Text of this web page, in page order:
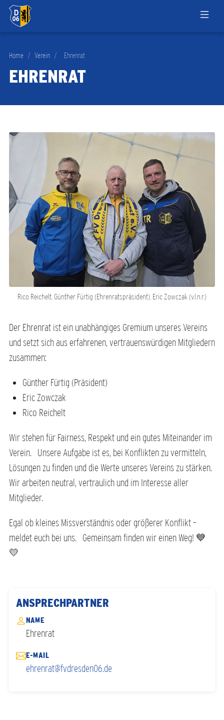
Home / Verein / Ehrenrat
EHRENRAT
Rico Reichelt, Günther Fürtig (Ehrenratspräsident), Eric Zowczak (v.l.n.r.)
Der Ehrenrat ist ein unabhängiges Gremium unseres Vereins
und setzt sich aus erfahrenen, vertrauenswürdigen Mitgliedern
zusammen:
Günther Fürtig (Präsident)
Eric Zowczak
Rico Reichelt
Wir stehen für Fairness, Respekt und ein gutes Miteinander im
Verein. Unsere Aufgabe ist es, bei Konflikten zu vermitteln,
Lösungen zu finden und die Werte unseres Vereins zu stärken.
Wir arbeiten neutral, vertraulich und im Interesse aller
Mitglieder.
Egal ob kleines Missverständnis oder größerer Konflikt –
meldet euch bei uns. Gemeinsam finden wir einen Weg! 💙
💛
ANSPRECHPARTNER
NAME
Ehrenrat
E-MAIL
ehrenrat@fvdresden06.de